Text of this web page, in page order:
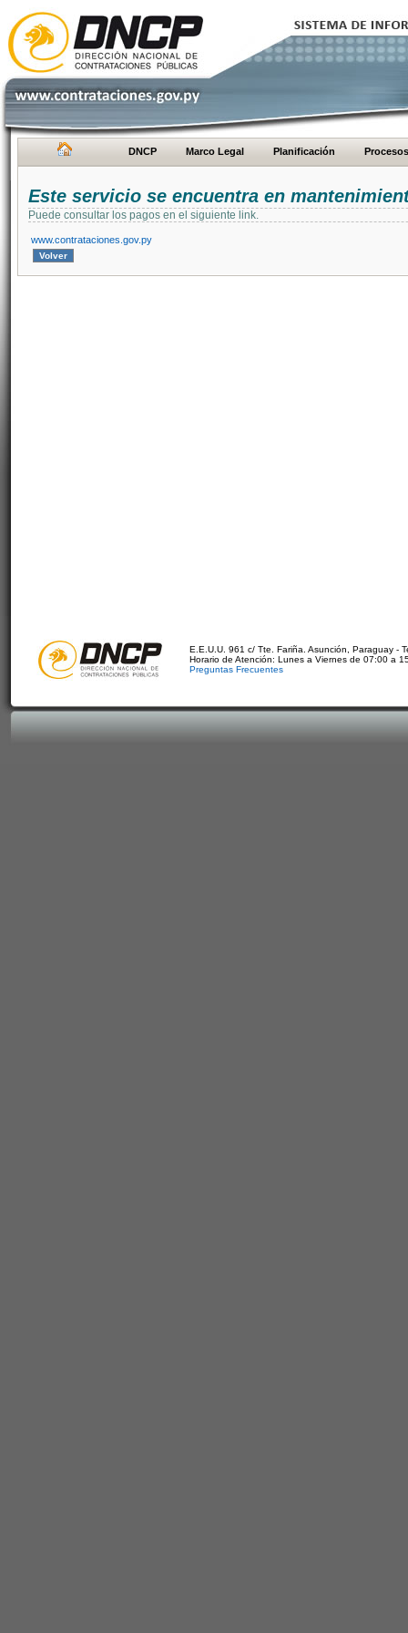
DNCP Marco Legal Planificación Procesos
Este servicio se encuentra en
Puede consultar los pagos en el siguiente link.
www.contrataciones.gov.py
E.E.U.U. 961 c/ Tte. Fariña. Asunción, Paraguay -
Horario de Atención: Lunes a Viernes de 07:00 a
Preguntas Frecuentes